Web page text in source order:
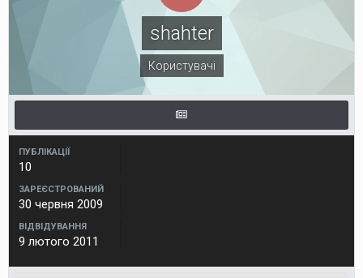
shahter
Користувачі
ПУБЛІКАЦІЇ
10
ЗАРЕЄСТРОВАНИЙ
30 червня 2009
ВІДВІДУВАННЯ
9 лютого 2011